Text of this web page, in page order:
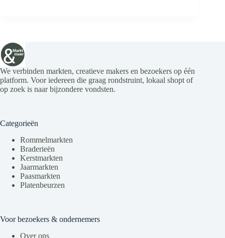
We verbinden markten, creatieve makers en bezoekers op één
platform. Voor iedereen die graag rondstruint, lokaal shopt of
op zoek is naar bijzondere vondsten.
Categorieën
Rommelmarkten
Braderieën
Kerstmarkten
Jaarmarkten
Paasmarkten
Platenbeurzen
Voor bezoekers & ondernemers
Over ons